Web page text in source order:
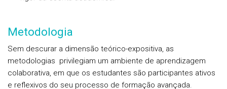
Metodologia
Sem descurar a dimensão teórico-expositiva, as
metodologias privilegiam um ambiente de aprendizagem
colaborativa, em que os estudantes são participantes ativos
e reflexivos do seu processo de formação avançada.